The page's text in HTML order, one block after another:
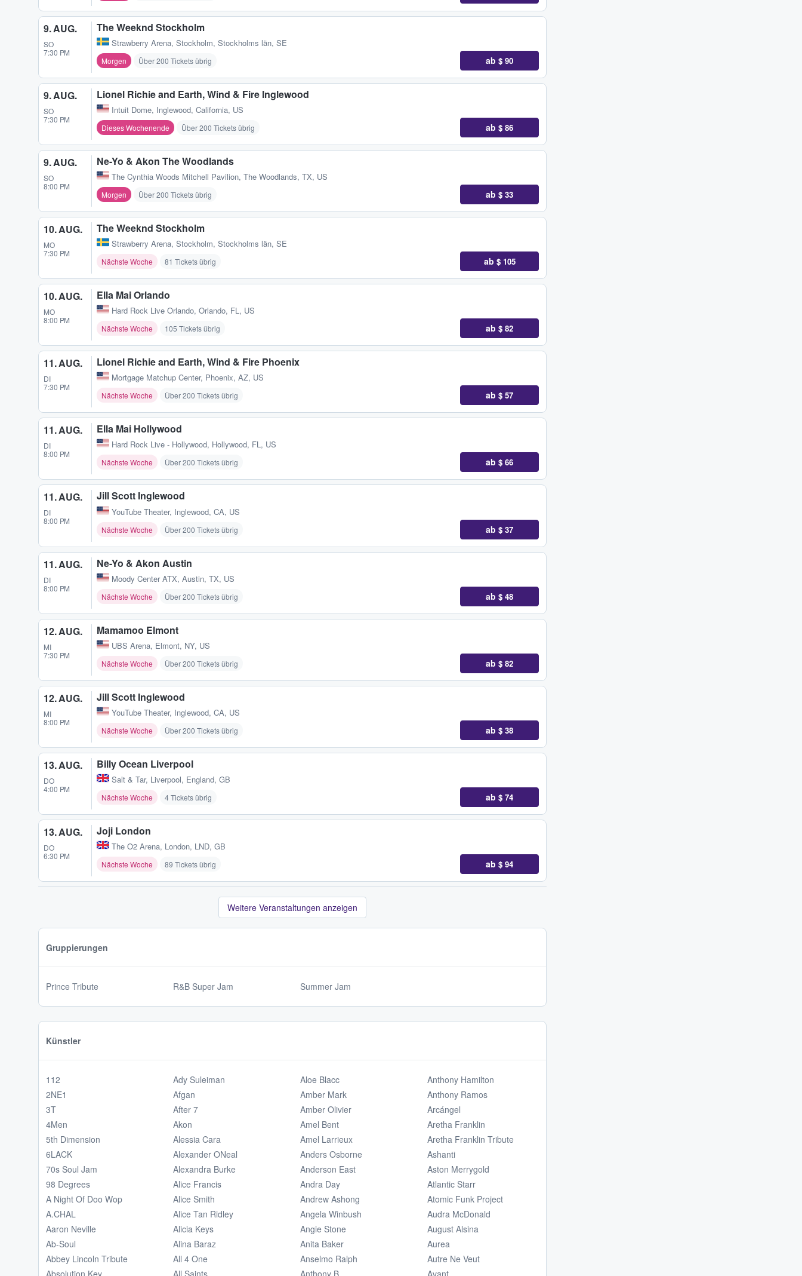
9. AUG.
SO
7:30 PM
The Weeknd Stockholm
Strawberry Arena, Stockholm, Stockholms län, SE
Morgen Über 200 Tickets übrig ab $ 90
9. AUG.
SO
7:30 PM
Lionel Richie and Earth, Wind & Fire Inglewood
Intuit Dome, Inglewood, California, US
Dieses Wochenende Über 200 Tickets übrig ab $ 86
9. AUG.
SO
8:00 PM
Ne-Yo & Akon The Woodlands
The Cynthia Woods Mitchell Pavilion, The Woodlands, TX, US
Morgen Über 200 Tickets übrig ab $ 33
10. AUG.
MO
7:30 PM
The Weeknd Stockholm
Strawberry Arena, Stockholm, Stockholms län, SE
Nächste Woche 81 Tickets übrig ab $ 105
10. AUG.
MO
8:00 PM
Ella Mai Orlando
Hard Rock Live Orlando, Orlando, FL, US
Nächste Woche 105 Tickets übrig ab $ 82
11. AUG.
DI
7:30 PM
Lionel Richie and Earth, Wind & Fire Phoenix
Mortgage Matchup Center, Phoenix, AZ, US
Nächste Woche Über 200 Tickets übrig ab $ 57
11. AUG.
DI
8:00 PM
Ella Mai Hollywood
Hard Rock Live - Hollywood, Hollywood, FL, US
Nächste Woche Über 200 Tickets übrig ab $ 66
11. AUG.
DI
8:00 PM
Jill Scott Inglewood
YouTube Theater, Inglewood, CA, US
Nächste Woche Über 200 Tickets übrig ab $ 37
11. AUG.
DI
8:00 PM
Ne-Yo & Akon Austin
Moody Center ATX, Austin, TX, US
Nächste Woche Über 200 Tickets übrig ab $ 48
12. AUG.
MI
7:30 PM
Mamamoo Elmont
UBS Arena, Elmont, NY, US
Nächste Woche Über 200 Tickets übrig ab $ 82
12. AUG.
MI
8:00 PM
Jill Scott Inglewood
YouTube Theater, Inglewood, CA, US
Nächste Woche Über 200 Tickets übrig ab $ 38
13. AUG.
DO
4:00 PM
Billy Ocean Liverpool
Salt & Tar, Liverpool, England, GB
Nächste Woche 4 Tickets übrig ab $ 74
13. AUG.
DO
6:30 PM
Joji London
The O2 Arena, London, LND, GB
Nächste Woche 89 Tickets übrig ab $ 94
Weitere Veranstaltungen anzeigen
Gruppierungen
Prince Tribute R&B Super Jam Summer Jam
Künstler
112
2NE1
3T
4Men
5th Dimension
6LACK
70s Soul Jam
98 Degrees
A Night Of Doo Wop
A.CHAL
Aaron Neville
Ab-Soul
Abbey Lincoln Tribute
Absolution Key
Ady Suleiman
Afgan
After 7
Akon
Alessia Cara
Alexander ONeal
Alexandra Burke
Alice Francis
Alice Smith
Alice Tan Ridley
Alicia Keys
Alina Baraz
All 4 One
All Saints
Aloe Blacc
Amber Mark
Amber Olivier
Amel Bent
Amel Larrieux
Anders Osborne
Anderson East
Andra Day
Andrew Ashong
Angela Winbush
Angie Stone
Anita Baker
Anselmo Ralph
Anthony B
Anthony Hamilton
Anthony Ramos
Arcángel
Aretha Franklin
Aretha Franklin Tribute
Ashanti
Aston Merrygold
Atlantic Starr
Atomic Funk Project
Audra McDonald
August Alsina
Aurea
Autre Ne Veut
Avant